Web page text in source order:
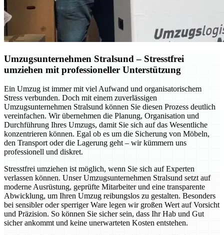
Umzugsunternehmen Stralsund – Stresstfrei
umziehen mit professioneller Unterstützung
Ein Umzug ist immer mit viel Aufwand und organisatorischem
Stress verbunden. Doch mit einem zuverlässigen
Umzugsunternehmen Stralsund können Sie diesen Prozess deutlich
vereinfachen. Wir übernehmen die Planung, Organisation und
Durchführung Ihres Umzugs, damit Sie sich auf das Wesentliche
konzentrieren können. Egal ob es um die Sicherung von Möbeln,
den Transport oder die Lagerung geht – wir kümmern uns
professionell und diskret.
Stresstfrei umziehen ist möglich, wenn Sie sich auf Experten
verlassen können. Unser Umzugsunternehmen Stralsund setzt auf
moderne Ausrüstung, geprüfte Mitarbeiter und eine transparente
Abwicklung, um Ihren Umzug reibungslos zu gestalten. Besonders
bei sensibler oder sperriger Ware legen wir großen Wert auf Vorsicht
und Präzision. So können Sie sicher sein, dass Ihr Hab und Gut
sicher ankommt und keine unerwarteten Kosten entstehen.